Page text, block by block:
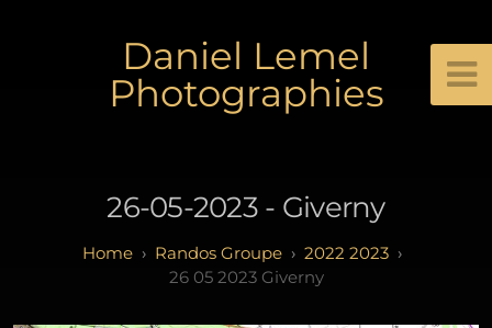
Daniel Lemel
Photographies
26-05-2023 - Giverny
Randos Groupe
2022 2023
26 05 2023 Giverny